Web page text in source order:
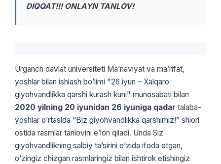
DIQQAT!!! ONLAYN TANLOV!
Urganch davlat universiteti Maʼnaviyat va maʼrifat,
yoshlar bilan ishlash boʼlimi "26 iyun – Xalqaro
giyohvandlikka qarshi kurash kuni" munosabati bilan
2020 yilning 20 iyunidan 26 iyuniga qadar talaba-
yoshlar oʼrtasida “Biz giyohvandlikka qarshimiz!” shiori
ostida rasmlar tanlovini eʼlon qiladi. Unda Siz
giyohvandlikning salbiy taʼsirini oʼzida ifoda etgan,
oʼzingiz chizgan rasmlaringiz bilan ishtirok etishingiz